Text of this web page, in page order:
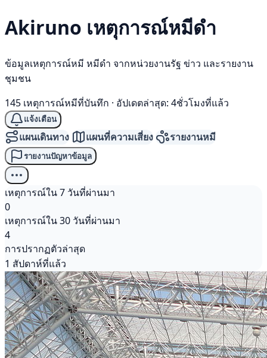
Akiruno เหตุการณ์หมีดำ
ข้อมูลเหตุการณ์หมี หมีดำ จากหน่วยงานรัฐ ข่าว และรายงาน
ชุมชน
145 เหตุการณ์หมีที่บันทึก · อัปเดตล่าสุด: 4ชั่วโมงที่แล้ว
แจ้งเตือน
แผนเดินทาง แผนที่ความเสี่ยง รายงานหมี
รายงานปัญหาข้อมูล
เหตุการณ์ใน 7 วันที่ผ่านมา
0
เหตุการณ์ใน 30 วันที่ผ่านมา
4
การปรากฏตัวล่าสุด
1 สัปดาห์ที่แล้ว